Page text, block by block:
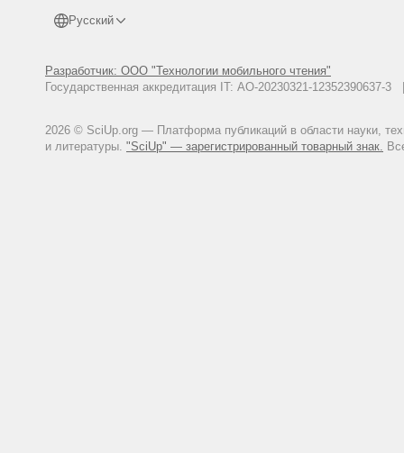
Русский
Разработчик: ООО "Технологии мобильного чтения"
Государственная аккредитация IT: АО-20230321-
2026 © SciUp.org — Платформа публикаций в области науки,
и литературы. "SciUp" — зарегистрированный товарный знак.